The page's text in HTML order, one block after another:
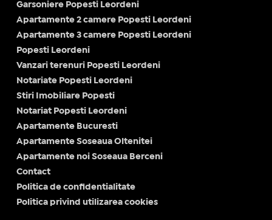
Garsoniere Popesti Leordeni
Apartamente 2 camere Popesti Leordeni
Apartamente 3 camere Popesti Leordeni
Popesti Leordeni
Vanzari terenuri Popesti Leordeni
Notariate Popesti Leordeni
Stiri Imobiliare Popesti
Notariat Popesti Leordeni
Apartamente Bucuresti
Apartamente Soseaua Oltenitei
Apartamente noi Soseaua Berceni
Contact
Politica de confidentialitate
Politica privind utilizarea cookies